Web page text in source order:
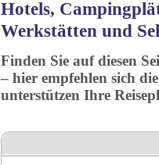
Hotels,
Werkstätten und
Finden Sie auf diesen
– hier empfehlen sich
unterstützen Ihre